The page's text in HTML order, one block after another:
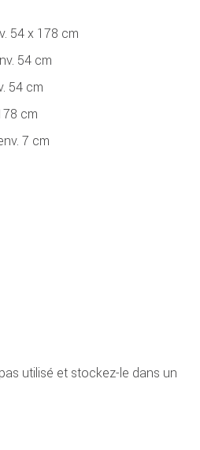
54 x 178 cm
54 cm
54 cm
cm
7 cm
utilisé et stockez-le dans un